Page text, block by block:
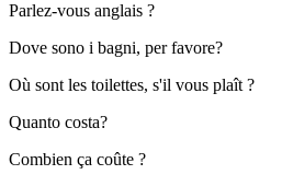
Parlez-vous anglais ?
Dove sono i bagni, per favore?
Où sont les toilettes, s'il vous plaît ?
Quanto costa?
Combien ça coûte ?